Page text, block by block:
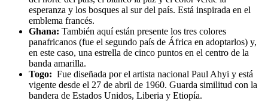
esperanza y los bosques al sur del país. Está inspirada en el
emblema francés.
Ghana: También aquí están presente los tres colores
panafricanos (fue el segundo país de África en adoptarlos) y,
en este caso, una estrella de cinco puntos en el centro de la
banda amarilla.
Togo: Fue diseñada por el artista nacional Paul Ahyi y está
vigente desde el 27 de abril de 1960. Guarda similitud con la
bandera de Estados Unidos, Liberia y Etiopía.